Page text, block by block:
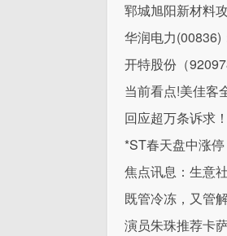
郓城旭阳新材料
华润电力(00836)
开特股份（
当前看点!美佳客
回应超万条诉求
*ST春天盘中涨停
焦点讯息：生意
既管冷冻，又管
演员朱珠推荐卡